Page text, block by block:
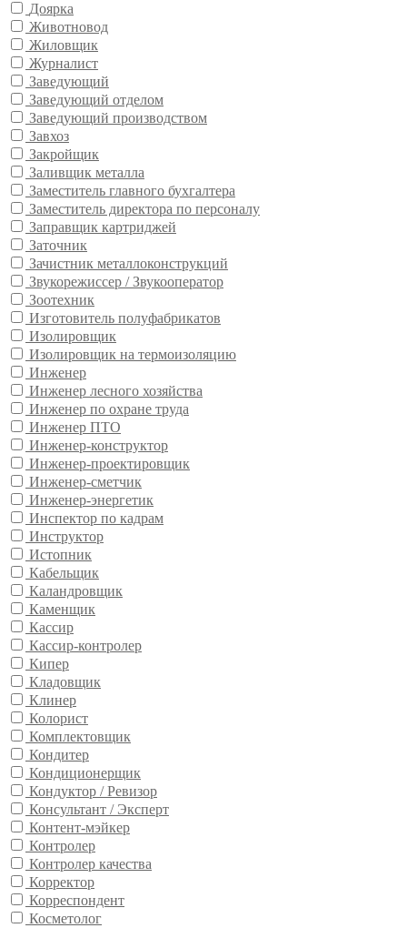
Доярка
Животновод
Жиловщик
Журналист
Заведующий
Заведующий отделом
Заведующий производством
Завхоз
Закройщик
Заливщик металла
Заместитель главного бухгалтера
Заместитель директора по персоналу
Заправщик картриджей
Заточник
Зачистник металлоконструкций
Звукорежиссер / Звукооператор
Зоотехник
Изготовитель полуфабрикатов
Изолировщик
Изолировщик на термоизоляцию
Инженер
Инженер лесного хозяйства
Инженер по охране труда
Инженер ПТО
Инженер-конструктор
Инженер-проектировщик
Инженер-сметчик
Инженер-энергетик
Инспектор по кадрам
Инструктор
Истопник
Кабельщик
Каландровщик
Каменщик
Кассир
Кассир-контролер
Кипер
Кладовщик
Клинер
Колорист
Комплектовщик
Кондитер
Кондиционерщик
Кондуктор / Ревизор
Консультант / Эксперт
Контент-мэйкер
Контролер
Контролер качества
Корректор
Корреспондент
Косметолог